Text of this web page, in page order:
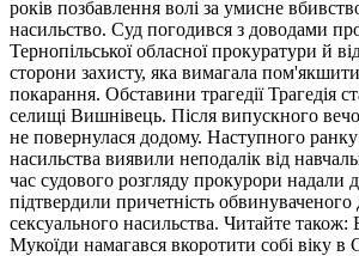
років позбавлення волі за умисне
насильство. Суд погодився з доводами
Тернопільської обласної прокуратури й
сторони захисту, яка вимагала
покарання. Обставини трагедії Трагедія
селищі Вишнівець. Після випускного
не повернулася додому. Наступного ранку
насильства виявили неподалік від
час судового розгляду прокурори надали
підтвердили причетність обвинуваченого
сексуального насильства. Читайте
Мукоїди намагався вкоротити собі віку